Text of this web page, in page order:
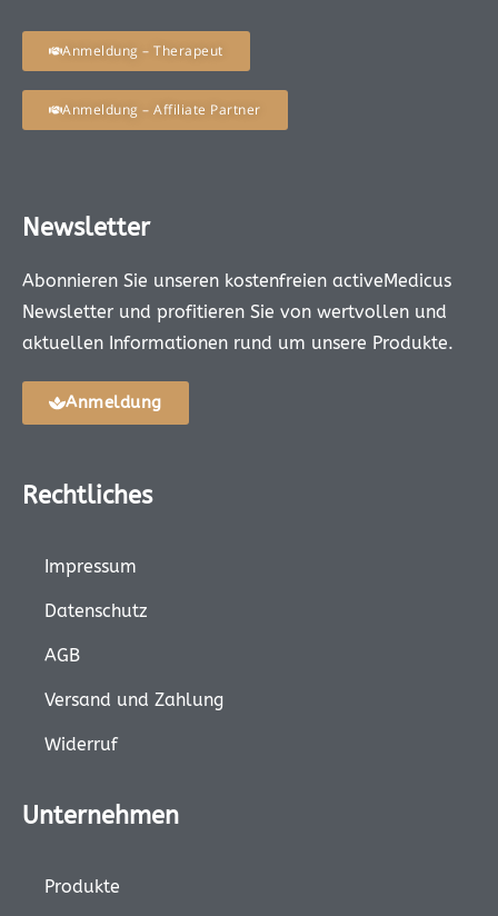
Anmeldung – Therapeut
Anmeldung – Affiliate Partner
Newsletter
Abonnieren Sie unseren kostenfreien activeMedicus
Newsletter und profitieren Sie von wertvollen und
aktuellen Informationen rund um unsere Produkte.
Anmeldung
Rechtliches
Impressum
Datenschutz
AGB
Versand und Zahlung
Widerruf
Unternehmen
Produkte